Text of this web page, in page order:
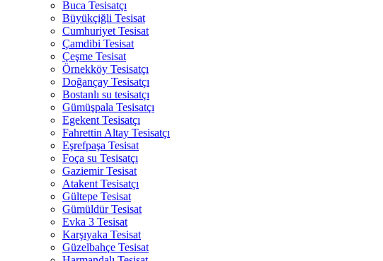
Buca Tesisatçı
Büyükçiğli Tesisat
Cumhuriyet Tesisat
Çamdibi Tesisat
Çeşme Tesisat
Örnekköy Tesisatçı
Doğançay Tesisatçı
Bostanlı su tesisatçı
Gümüşpala Tesisatçı
Egekent Tesisatçı
Fahrettin Altay Tesisatçı
Eşrefpaşa Tesisat
Foça su Tesisatçı
Gaziemir Tesisat
Atakent Tesisatçı
Gültepe Tesisat
Gümüldür Tesisat
Evka 3 Tesisat
Karşıyaka Tesisat
Güzelbahçe Tesisat